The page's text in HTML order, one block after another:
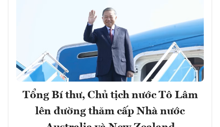
Tổng Bí thư, Chủ tịch nước Tô Lâm
lên đường thăm cấp Nhà nước